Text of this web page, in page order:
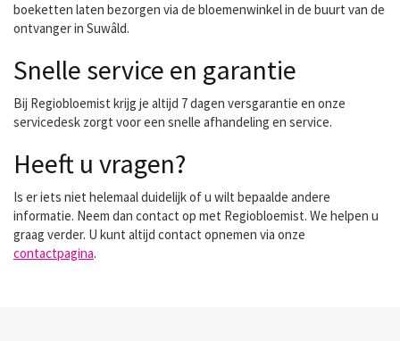
boeketten laten bezorgen via de bloemenwinkel in de buurt van de
ontvanger in Suwâld.
Snelle service en garantie
Bij Regiobloemist krijg je altijd 7 dagen versgarantie en onze
servicedesk zorgt voor een snelle afhandeling en service.
Heeft u vragen?
Is er iets niet helemaal duidelijk of u wilt bepaalde andere
informatie. Neem dan contact op met Regiobloemist. We helpen u
graag verder. U kunt altijd contact opnemen via onze
contactpagina.